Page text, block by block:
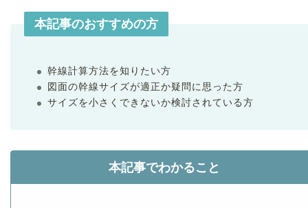
本記事のおすすめの方
幹線計算方法を知りたい方
図面の幹線サイズが適正か疑問に思った方
サイズを小さくできないか検討されている方
本記事でわかること